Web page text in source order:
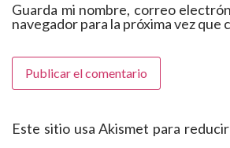
Guarda mi nombre, correo
navegador para la próxima vez que
Este sitio usa Akismet para